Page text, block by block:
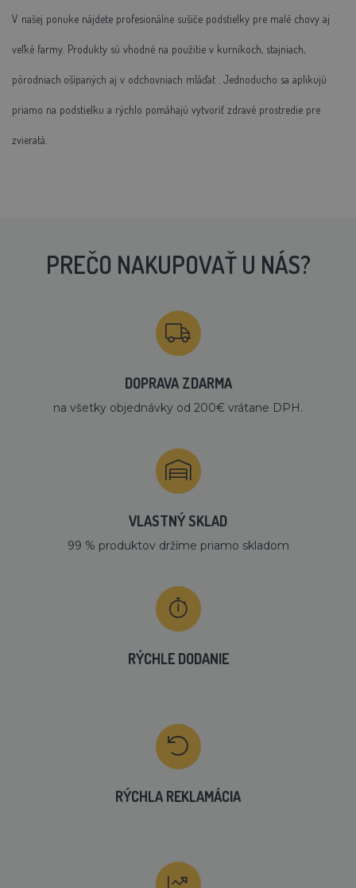
V našej ponuke nájdete profesionálne sušiče podstielky pre malé chovy aj
veľké farmy. Produkty sú vhodné na použitie v kurníkoch, stajniach,
pôrodniach ošípaných aj v odchovniach mláďat Jednoducho sa aplikujú
priamo na podstielku a rýchlo pomáhajú vytvoriť zdravé prostredie pre
zvieratá.
PREČO NAKUPOVAŤ U NÁS?
DOPRAVA ZDARMA
na všetky objednávky od 200€ vrátane DPH.
VLASTNÝ SKLAD
99 % produktov držíme priamo skladom
RÝCHLE DODANIE
RÝCHLA REKLAMÁCIA